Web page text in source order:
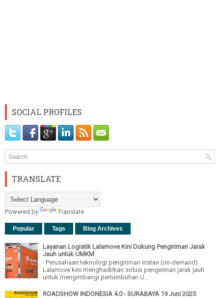
SOCIAL PROFILES
TRANSLATE
Powered by Translate
Popular Tags Blog Archives
Layanan Logistik Lalamove Kini Dukung Pengiriman Jarak
Jauh untuk UMKM
Perusahaan teknologi pengiriman instan (on-demand)
Lalamove kini menghadirkan solusi pengiriman jarak jauh
untuk mengimbangi pertumbuhan U...
ROADSHOW INDONESIA 4.0 - SURABAYA 19 Juni 2025